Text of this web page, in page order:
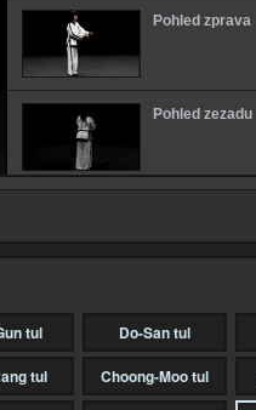
Pohled zprava
Pohled zezadu
cvičencem
tul Do-San tul
tul Choong-Moo tul